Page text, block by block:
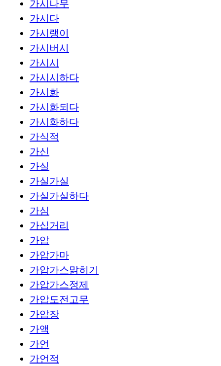
가시나무
가시다
가시랭이
가시버시
가시시
가시시하다
가시화
가시화되다
가시화하다
가식적
가신
가실
가실가실
가실가실하다
가심
가십거리
가압
가압가마
가압가스맑히기
가압가스정제
가압도전고무
가압장
가액
가언
가언적